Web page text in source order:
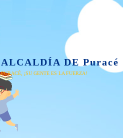
ALCALDÍA DE Puracé
PURACÉ, ¡SU GENTE ES LA FUERZA!